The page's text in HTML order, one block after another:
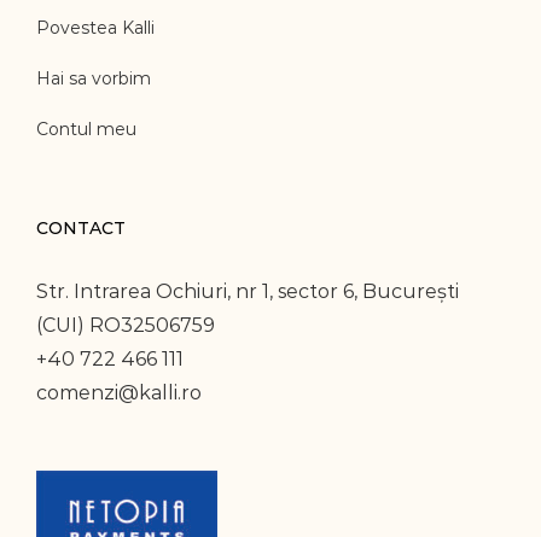
Povestea Kalli
Hai sa vorbim
Contul meu
CONTACT
Str. Intrarea Ochiuri, nr 1, sector 6, București
(CUI) RO32506759
+40 722 466 111
comenzi@kalli.ro